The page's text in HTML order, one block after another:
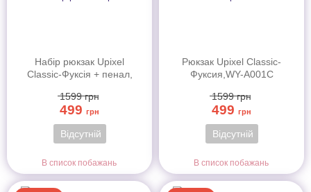
Набір рюкзак Upixel
Classic-Фуксія + пенал,
1599грн
499 грн
Відсутній
В список побажань
Рюкзак Upixel Classic-
Фуксия,WY-A001C
1599грн
499 грн
Відсутній
В список побажань